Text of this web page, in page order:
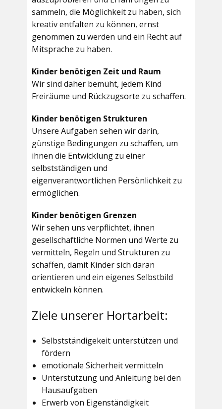
sammeln, die Möglichkeit zu haben, sich
kreativ entfalten zu können, ernst
genommen zu werden und ein Recht auf
Mitsprache zu haben.
Kinder benötigen Zeit und Raum
Wir sind daher bemüht, jedem Kind
Freiräume und Rückzugsorte zu schaffen.
Kinder benötigen Strukturen
Unsere Aufgaben sehen wir darin,
günstige Bedingungen zu schaffen, um
ihnen die Entwicklung zu einer
selbstständigen und
eigenverantwortlichen Persönlichkeit zu
ermöglichen.
Kinder benötigen Grenzen
Wir sehen uns verpflichtet, ihnen
gesellschaftliche Normen und Werte zu
vermitteln, Regeln und Strukturen zu
schaffen, damit Kinder sich daran
orientieren und ein eigenes Selbstbild
entwickeln können.
Ziele unserer Hortarbeit:
Selbstständigekeit unterstützen und
fördern
emotionale Sicherheit vermitteln
Unterstützung und Anleitung bei den
Hausaufgaben
Erwerb von Eigenständigkeit